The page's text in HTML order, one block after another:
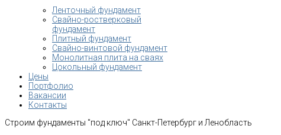
Ленточный фундамент
Свайно-ростверковый
фундамент
Плитный фундамент
Свайно-винтовой фундамент
Монолитная плита на сваях
Цокольный фундамент
Цены
Портфолио
Вакансии
Контакты
Строим фундаменты "под ключ" Санкт-Петербург и Ленобласть